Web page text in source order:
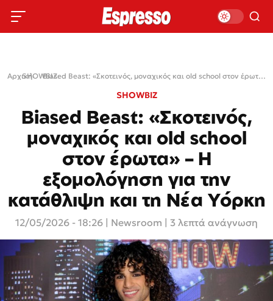
Αρχική›
SHOWBIZ› Biased Beast: «Σκοτεινός, μοναχικός και old school στον έρωτα» – Η εξομολόγηση για την κατάθλιψη και τη Νέα Υόρκη
SHOWBIZ
Biased Beast: «Σκοτεινός,
μοναχικός και old school
στον έρωτα» – Η
εξομολόγηση για την
κατάθλιψη και τη Νέα Υόρκη
12/05/2026 - 18:26 Newsroom | 3 λεπτά ανάγνωση